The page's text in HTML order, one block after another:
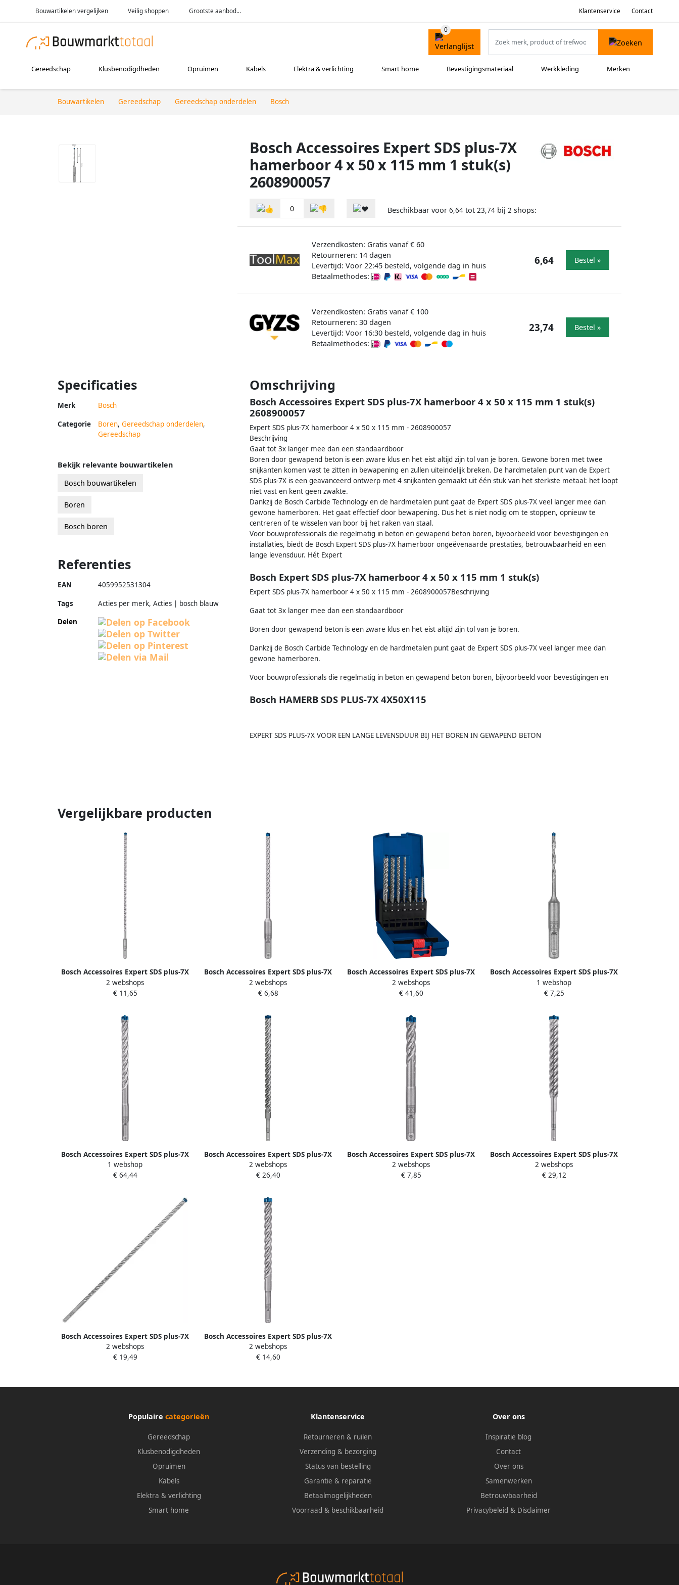
Bouwartikelen vergelijken Veilig shoppen Grootste aanbod... Klantenservice Contact
Gereedschap Klusbenodigdheden Opruimen Kabels Elektra & verlichting Smart home Bevestigingsmateriaal Werkkleding Merken
Bouwartikelen Gereedschap Gereedschap onderdelen Bosch
Bosch Accessoires Expert SDS plus-7X
hamerboor 4 x 50 x 115 mm 1 stuk(s)
2608900057
0 Beschikbaar voor 6,64 tot 23,74 bij 2 shops:
Verzendkosten: Gratis vanaf € 60
Retourneren: 14 dagen
Levertijd: Voor 22:45 besteld, volgende dag in huis
Betaalmethodes:
6,64 Bestel »
Verzendkosten: Gratis vanaf € 100
Retourneren: 30 dagen
Levertijd: Voor 16:30 besteld, volgende dag in huis
Betaalmethodes:
23,74 Bestel »
Specificaties
Merk Bosch
Categorie Boren, Gereedschap onderdelen,
Gereedschap
Omschrijving
Bosch Accessoires Expert SDS plus-7X hamerboor 4 x 50 x 115 mm 1 stuk(s)
2608900057
Expert SDS plus-7X hamerboor 4 x 50 x 115 mm - 2608900057
Beschrijving
Gaat tot 3x langer mee dan een standaardboor
Boren door gewapend beton is een zware klus en het eist altijd zijn tol van je boren. Gewone boren met twee
snijkanten komen vast te zitten in bewapening en zullen uiteindelijk breken. De hardmetalen punt van de Expert
SDS plus-7X is een geavanceerd ontwerp met 4 snijkanten gemaakt uit één stuk van het sterkste metaal: het loopt
niet vast en kent geen zwakte.
Dankzij de Bosch Carbide Technology en de hardmetalen punt gaat de Expert SDS plus-7X veel langer mee dan
gewone hamerboren. Het gaat effectief door bewapening. Dus het is niet nodig om te stoppen, opnieuw te
centreren of te wisselen van boor bij het raken van staal.
Voor bouwprofessionals die regelmatig in beton en gewapend beton boren, bijvoorbeeld voor bevestigingen en
installaties, biedt de Bosch Expert SDS plus-7X hamerboor ongeëvenaarde prestaties, betrouwbaarheid en een
lange levensduur. Hét Expert
Bosch Expert SDS plus-7X hamerboor 4 x 50 x 115 mm 1 stuk(s)
Expert SDS plus-7X hamerboor 4 x 50 x 115 mm - 2608900057Beschrijving
Gaat tot 3x langer mee dan een standaardboor
Boren door gewapend beton is een zware klus en het eist altijd zijn tol van je boren.
Dankzij de Bosch Carbide Technology en de hardmetalen punt gaat de Expert SDS plus-7X veel langer mee dan
gewone hamerboren.
Voor bouwprofessionals die regelmatig in beton en gewapend beton boren, bijvoorbeeld voor bevestigingen en
Bosch HAMERB SDS PLUS-7X 4X50X115
EXPERT SDS PLUS-7X VOOR EEN LANGE LEVENSDUUR BIJ HET BOREN IN GEWAPEND BETON
Bekijk relevante bouwartikelen
Bosch bouwartikelen
Boren
Bosch boren
Referenties
EAN 4059952531304
Tags
Acties per merk, Acties | bosch blauw
Delen
Vergelijkbare producten
Bosch Accessoires Expert SDS plus-7X
hamerboor 8 x 250 x 315 mm 1 stuk(s)
2608900091
2 webshops
€ 11,65
Bosch Accessoires Expert SDS plus-7X
hamerboor 6 x 100 x 165 mm 1 stuk(s)
2608900072
2 webshops
€ 6,68
Bosch Accessoires Expert SDS plus-7X
hamerboor 5 6 6 8 8 10 12 mm 7-delig 1
stuk(s) 2608900195
2 webshops
€ 41,60
Bosch Accessoires Expert SDS plus-7X
hamerboor 3 5 x 50 x 115 mm 1 stuk(s)
2608900055
1 webshop
€ 7,25
Bosch Accessoires Expert SDS plus-7X
hamerboor 10 x 100 x 165 mm 10
stuk(s) 2608900170
1 webshop
€ 64,44
Bosch Accessoires Expert SDS plus-7X
hamerboor 16 x 250 x 315 mm 1
stuk(s) 2608900132
2 webshops
€ 26,40
Bosch Accessoires Expert SDS plus-7X
hamerboor 10 x 50 x 115 mm 1 stuk(s)
2608900096
2 webshops
€ 7,85
Bosch Accessoires Expert SDS plus-7X
hamerboor 20 x 200 x 250 mm 1
stuk(s) 2608900142
2 webshops
€ 29,12
Bosch Accessoires Expert SDS plus-7X
hamerboor 12 x 400 x 465 mm 1
stuk(s) 2608900113
2 webshops
€ 19,49
Bosch Accessoires Expert SDS plus-7X
hamerboor 14 x 150 x 215 mm 1
stuk(s) 2608900120
2 webshops
€ 14,60
Populaire categorieën
Gereedschap
Klusbenodigdheden
Opruimen
Kabels
Elektra & verlichting
Smart home
Klantenservice
Retourneren & ruilen
Verzending & bezorging
Status van bestelling
Garantie & reparatie
Betaalmogelijkheden
Voorraad & beschikbaarheid
Over ons
Inspiratie blog
Contact
Over ons
Samenwerken
Betrouwbaarheid
Privacybeleid & Disclaimer